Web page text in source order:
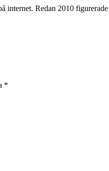
internet. Redan 2010 figurerade
*